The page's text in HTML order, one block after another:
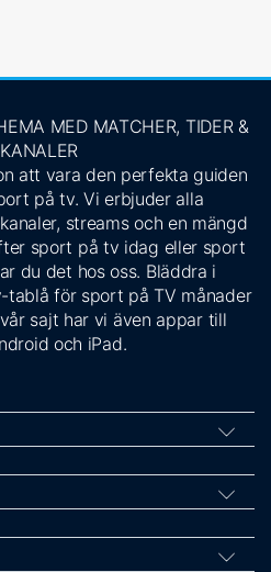
MED MATCHER, TIDER &
att vara den perfekta guiden
på tv. Vi erbjuder alla
streams och en mängd
sport på tv idag eller sport
du det hos oss. Bläddra i
tablå för sport på TV månader
sajt har vi även appar till
och iPad.